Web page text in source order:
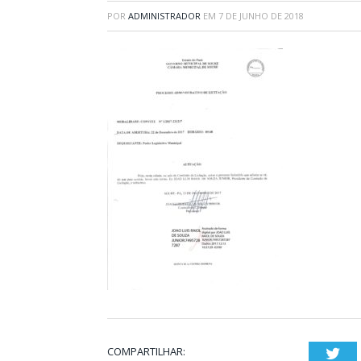
POR ADMINISTRADOR EM 7 DE JUNHO DE 2018
COMPARTILHAR: